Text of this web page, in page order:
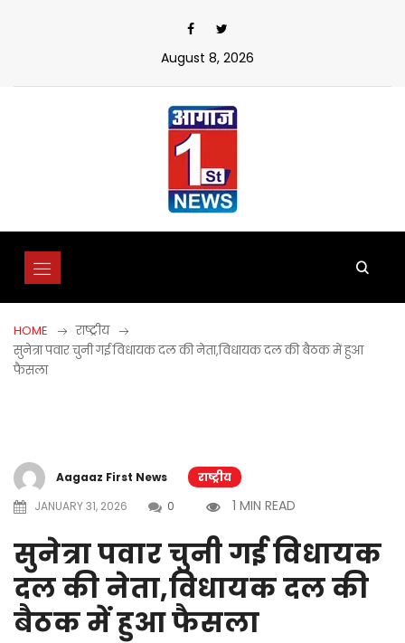
August 8, 2026
HOME
राष्ट्रीय
सुनेत्रा पवार चुनी गई विधायक दल की नेता,विधायक दल की बैठक में हुआ
फैसला
Aagaaz First News
राष्ट्रीय
JANUARY 31, 2026
0 1 MIN READ
सुनेत्रा पवार चुनी गई विधायक
दल की नेता,विधायक दल की
बैठक में हुआ फैसला